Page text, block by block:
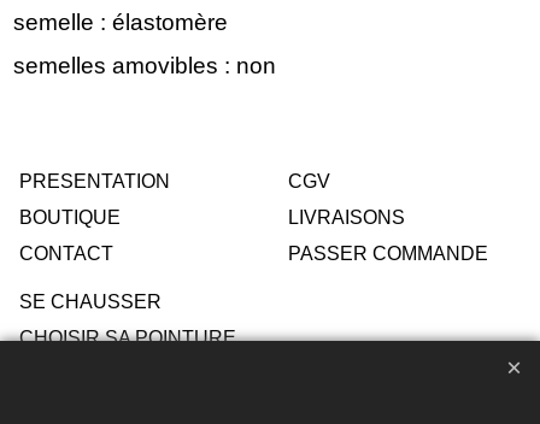
semelle : élastomère
semelles amovibles : non
PRESENTATION
BOUTIQUE
CONTACT
CGV
LIVRAISONS
PASSER COMMANDE
SE CHAUSSER
CHOISIR SA POINTURE